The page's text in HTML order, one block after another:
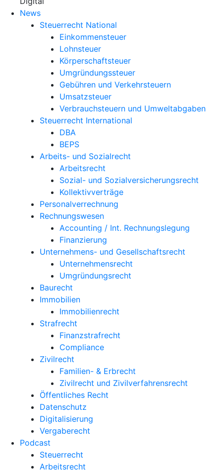
News
Steuerrecht National
Einkommensteuer
Lohnsteuer
Körperschaftsteuer
Umgründungssteuer
Gebühren und Verkehrsteuern
Umsatzsteuer
Verbrauchsteuern und Umweltabgaben
Steuerrecht International
DBA
BEPS
Arbeits- und Sozialrecht
Arbeitsrecht
Sozial- und Sozialversicherungsrecht
Kollektivverträge
Personalverrechnung
Rechnungswesen
Accounting / Int. Rechnungslegung
Finanzierung
Unternehmens- und Gesellschaftsrecht
Unternehmensrecht
Umgründungsrecht
Baurecht
Immobilien
Immobilienrecht
Strafrecht
Finanzstrafrecht
Compliance
Zivilrecht
Familien- & Erbrecht
Zivilrecht und Zivilverfahrensrecht
Öffentliches Recht
Datenschutz
Digitalisierung
Vergaberecht
Podcast
Steuerrecht
Arbeitsrecht